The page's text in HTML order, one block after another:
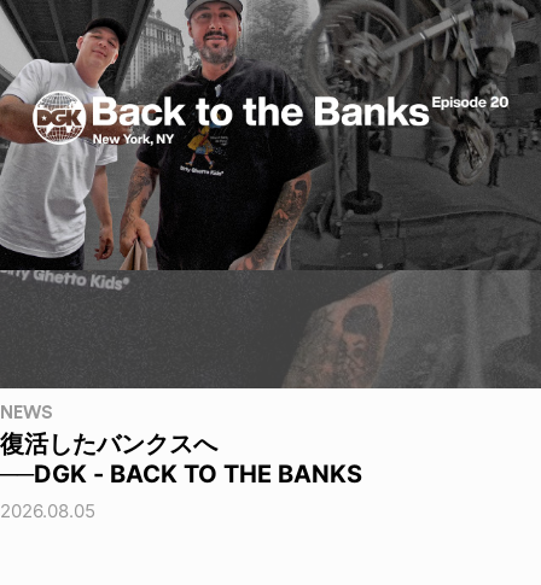
NEWS
復活したバンクスへ
──DGK - BACK TO THE BANKS
2026.08.05